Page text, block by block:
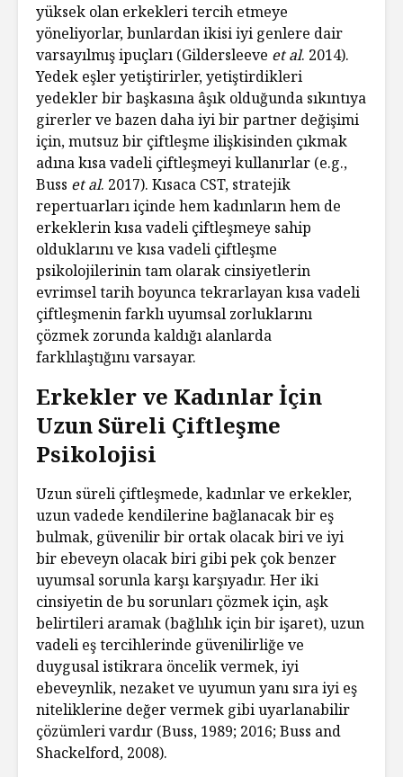
yüksek olan erkekleri tercih etmeye
yöneliyorlar, bunlardan ikisi iyi genlere dair
varsayılmış ipuçları (Gildersleeve et al. 2014).
Yedek eşler yetiştirirler, yetiştirdikleri
yedekler bir başkasına âşık olduğunda sıkıntıya
girerler ve bazen daha iyi bir partner değişimi
için, mutsuz bir çiftleşme ilişkisinden çıkmak
adına kısa vadeli çiftleşmeyi kullanırlar (e.g.,
Buss et al. 2017). Kısaca CST, stratejik
repertuarları içinde hem kadınların hem de
erkeklerin kısa vadeli çiftleşmeye sahip
olduklarını ve kısa vadeli çiftleşme
psikolojilerinin tam olarak cinsiyetlerin
evrimsel tarih boyunca tekrarlayan kısa vadeli
çiftleşmenin farklı uyumsal zorluklarını
çözmek zorunda kaldığı alanlarda
farklılaştığını varsayar.
Erkekler ve Kadınlar İçin
Uzun Süreli Çiftleşme
Psikolojisi
Uzun süreli çiftleşmede, kadınlar ve erkekler,
uzun vadede kendilerine bağlanacak bir eş
bulmak, güvenilir bir ortak olacak biri ve iyi
bir ebeveyn olacak biri gibi pek çok benzer
uyumsal sorunla karşı karşıyadır. Her iki
cinsiyetin de bu sorunları çözmek için, aşk
belirtileri aramak (bağlılık için bir işaret), uzun
vadeli eş tercihlerinde güvenilirliğe ve
duygusal istikrara öncelik vermek, iyi
ebeveynlik, nezaket ve uyumun yanı sıra iyi eş
niteliklerine değer vermek gibi uyarlanabilir
çözümleri vardır (Buss, 1989; 2016; Buss and
Shackelford, 2008).